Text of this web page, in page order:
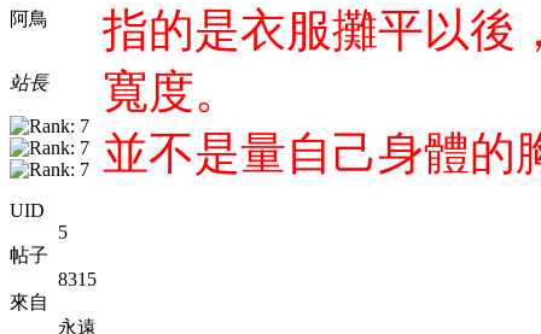
阿鳥
站長
UID
5
帖子
8315
來自
永遠
指的是衣服攤平以後
寬度。
並不是量自己身體的